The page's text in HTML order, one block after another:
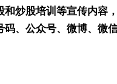
炒股培训等宣传内容
、公众号、微博、微